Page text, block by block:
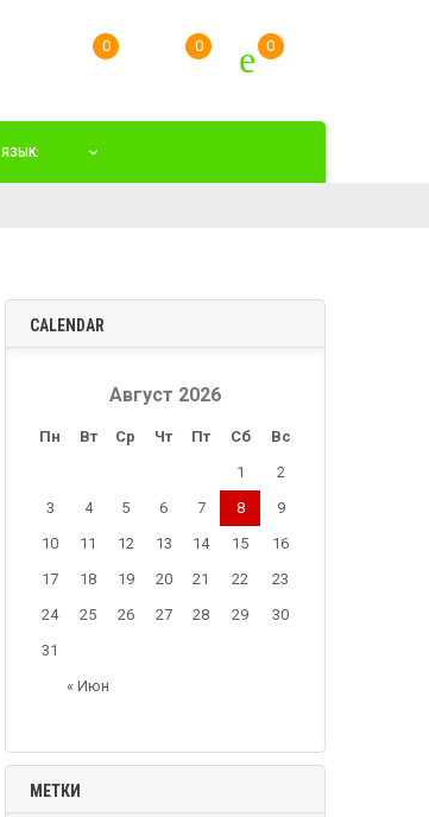
ЯЗЫК:
CALENDAR
Август 2026
Пн Вт Ср Чт Пт Сб Вс
« Июн
1
2
3
4 5 6 7 8
9
10
11 12 13 14 15
16
17
18 19 20 21 22
23
24
25 26 27 28 29
30
31
МЕТКИ